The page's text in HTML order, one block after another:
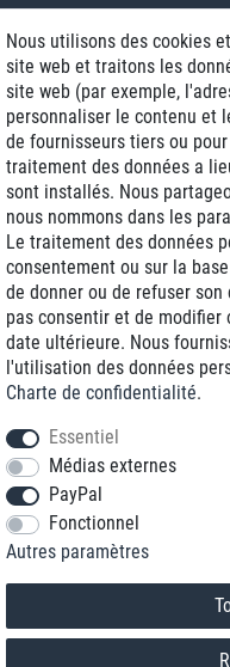
Frais
* Vous pouvez nous joindre
Nous utilisons des cookies
site web et traitons les
site web (par exemple,
personnaliser le contenu et
de fournisseurs tiers ou
traitement des données a
sont installés. Nous
nous nommons dans les
Le traitement des données
consentement ou sur la
de donner ou de refuser
pas consentir et de
date ultérieure. Nous
l'utilisation des données
Charte de confidentialité.
Essentiel
Médias externes
PayPal
Fonctionnel
Autres paramètres